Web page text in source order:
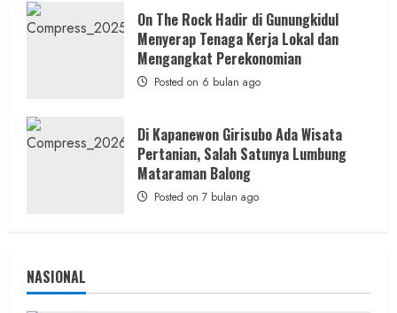
Bersama Bupati Gunungkidul Antusiasme
Warga Warnai Kirab Budaya Sadranan
Mbah Jobeh yang Kini Resmi Sandang
Posted on 1 hari ago
On The Rock Hadir di Gunungkidul
Menyerap Tenaga Kerja Lokal dan
Mengangkat Perekonomian
Posted on 6 bulan ago
Di Kapanewon Girisubo Ada Wisata
Pertanian, Salah Satunya Lumbung
Mataraman Balong
Posted on 7 bulan ago
NASIONAL